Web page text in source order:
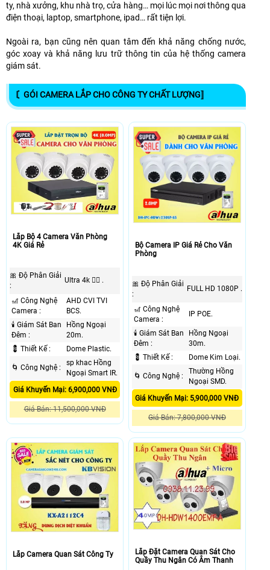
ty, nhà xưởng, khu nhà trọ, cửa hàng… mọi lúc mọi nơi thông qua
điện thoại, laptop, smartphone, ipad… rất tiện lợi.
Ngoài ra, bạn cũng nên quan tâm đến khả năng chống nước,
góc xoay và khả năng lưu trữ thông tin của hệ thống camera
giám sát.
〘GÓI CAMERA LẮP CHO CÔNG TY CHẤT LƯỢNG〛
Lắp Bộ 4 Camera Văn Phòng
4K Giá Rẻ
🎀 Độ Phân Giải
:
Ultra 4k 👍🏾 .
🎢 Công Nghệ
Camera :
AHD CVI TVI
BCS.
🕯 Giám Sát Ban
Đêm :
Hồng Ngoại
20m.
💈 Thiết Kế :
Dome Plastic.
🌀 Công Nghệ :
sp khac Hồng
Ngoại Smart IR.
Giá Khuyến Mại: 6,900,000 VNĐ
Giá Bán: 11,500,000 VNĐ
Bộ Camera IP Giá Rẻ Cho Văn
Phòng
🎀 Độ Phân Giải
:
FULL HD 1080P .
🎢 Công Nghệ
Camera :
IP POE.
🕯 Giám Sát Ban
Đêm :
Hồng Ngoại
30m.
💈 Thiết Kế :
Dome Kim Loại.
🌀 Công Nghệ :
Thường Hồng
Ngoại SMD.
Giá Khuyến Mại: 5,900,000 VNĐ
Giá Bán: 7,800,000 VNĐ
Lắp Camera Quan Sát Công Ty
Lắp Đặt Camera Quan Sát Cho
Quầy Thu Ngân Có Âm Thanh